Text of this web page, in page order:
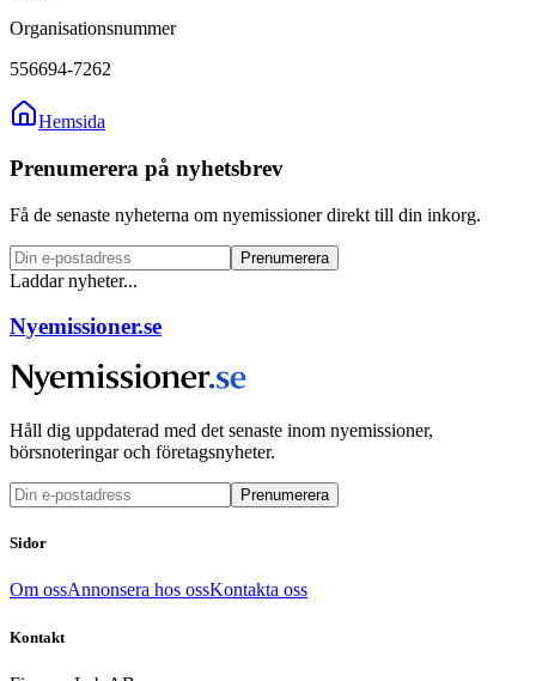
Organisationsnummer
556694-7262
Hemsida
Prenumerera på nyhetsbrev
Få de senaste nyheterna om nyemissioner direkt till din inkorg.
Prenumerera
Laddar nyheter...
Nyemissioner.se
Håll dig uppdaterad med det senaste inom nyemissioner,
börsnoteringar och företagsnyheter.
Prenumerera
Sidor
Om ossAnnonsera hos ossKontakta oss
Kontakt